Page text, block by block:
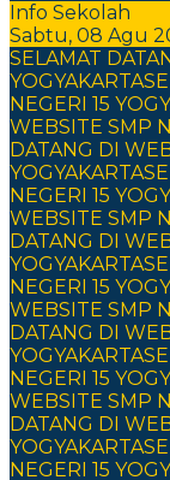
Info Sekolah
Sabtu, 08 Agu
SELAMAT
YOGYAKARTA
NEGERI 15
WEBSITE SMP
DATANG DI
YOGYAKARTA
NEGERI 15
WEBSITE SMP
DATANG DI
YOGYAKARTA
NEGERI 15
WEBSITE SMP
DATANG DI
YOGYAKARTA
NEGERI 15
WEBSITE SMP
DATANG DI
YOGYAKARTA
NEGERI 15